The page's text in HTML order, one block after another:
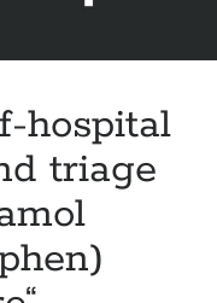
hospital
triage